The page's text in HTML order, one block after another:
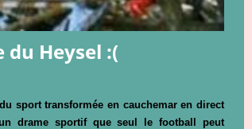
du Heysel :(
sport transformée en cauchemaren direct
drame sportif que seul
le football peut